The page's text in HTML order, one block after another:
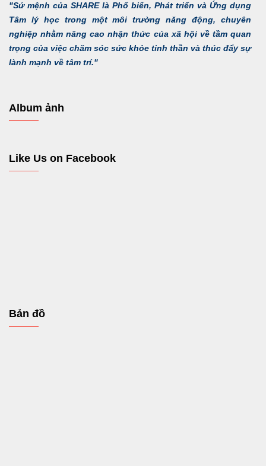
"Sứ mệnh của SHARE là Phổ biến, Phát triển và Ứng dụng
Tâm lý học trong một môi trường năng động, chuyên
nghiệp nhằm nâng cao nhận thức của xã hội về tầm quan
trọng của việc chăm sóc sức khỏe tinh thần và thúc đẩy sự
lành mạnh về tâm trí."
Album ảnh
Like Us on Facebook
Bản đồ